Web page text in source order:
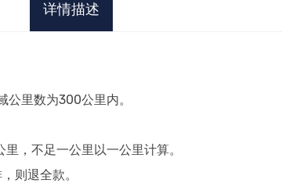
详情描述
里数为300公里内。
，不足一公里以一公里计算。
则退全款。